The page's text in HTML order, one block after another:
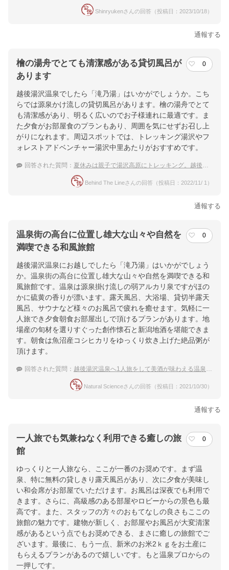
Shinryukenさんの回答（投稿日：2023/10/18）
通報する
檜の湯舟でとても清潔感がある貸切風呂が
あります
0
越後湯沢温泉でしたら「滝乃湯」はいかがでしょうか。こち
らでは源泉かけ流しの貸切風呂があります。檜の湯舟でとて
も清潔感があり、明るく広いのでお子様連れに最適です。ま
た夕食がお部屋食のプランもあり、周囲を気にせずお召し上
がりになれます。周辺スポットでは、トレッキング湯沢やフ
ォレストアドベンチャー湯沢中里あたりがおすすめです。
回答された質問： 夏休みは親子で湯沢高原にトレッキング。越後湯沢温泉で貸切風呂がある温泉宿をおしえてください。
Behind The Lineさんの回答（投稿日：2022/11/ 1）
通報する
温泉街の高台に位置し雄大な山々や自然を
満喫できる和風旅館
0
越後湯沢温泉にお越しでしたら「滝乃湯」はいかがでしょう
か。温泉街の高台に位置し雄大な山々や自然を満喫できる和
風旅館です。温泉は源泉掛け流しの弱アルカリ泉ですがほの
かに硫黄の香りが漂います。露天風呂、大浴場、貸切半露天
風呂、サウナなど様々のお風呂で疲れを癒せます。気軽に一
人旅でき夕食朝食お部屋出しで頂けるプランがあります。地
場産の旬材を選りすぐった創作懐石と新潟地酒を堪能できま
す。朝食は魚沼産コシヒカリをゆっくり炊き上げた絶品粥が
頂けます。
回答された質問： 越後湯沢温泉へ1人旅をして美酒が味わえる温泉宿に泊まりたいです。おすすめを教えて下さい。
Natural Scienceさんの回答（投稿日：2021/10/30）
通報する
一人旅でも気兼ねなく利用できる癒しの旅
館
0
ゆっくりと一人旅なら、ここが一番のお奨めです。まず温
泉、特に無料の貸しきり露天風呂があり、次に夕食が美味し
い和会席がお部屋でいただけます。お風呂は深夜でも利用で
きます。さらに、高級感のある部屋やロビーからの景色も最
高です。また、スタッフの方々のおもてなしの良さもここの
旅館の魅力です。建物が新しく、お部屋やお風呂が大変清潔
感があるという点でもお奨めできる、まさに癒しの旅館でご
ざいます。最後に、もう一点、新米のお米2ｋｇをお土産に
もらえるプランがあるので嬉しいです。もと温泉プロからの
一押しです。